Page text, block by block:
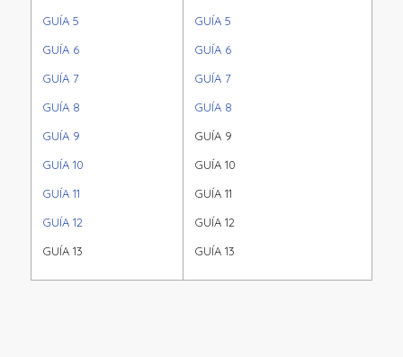
GUÍA 5
GUÍA 6
GUÍA 7
GUÍA 8
GUÍA 9
GUÍA 10
GUÍA 11
GUÍA 12
GUÍA 13
GUÍA 5
GUÍA 6
GUÍA 7
GUÍA 8
GUÍA 9
GUÍA 10
GUÍA 11
GUÍA 12
GUÍA 13